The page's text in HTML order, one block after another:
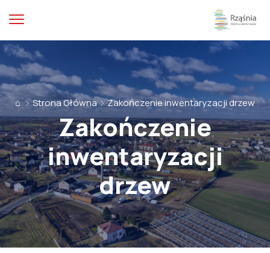
⌂ Strona Główna Zakończenie inwentaryzacji drzew
Zakończenie
inwentaryzacji
drzew